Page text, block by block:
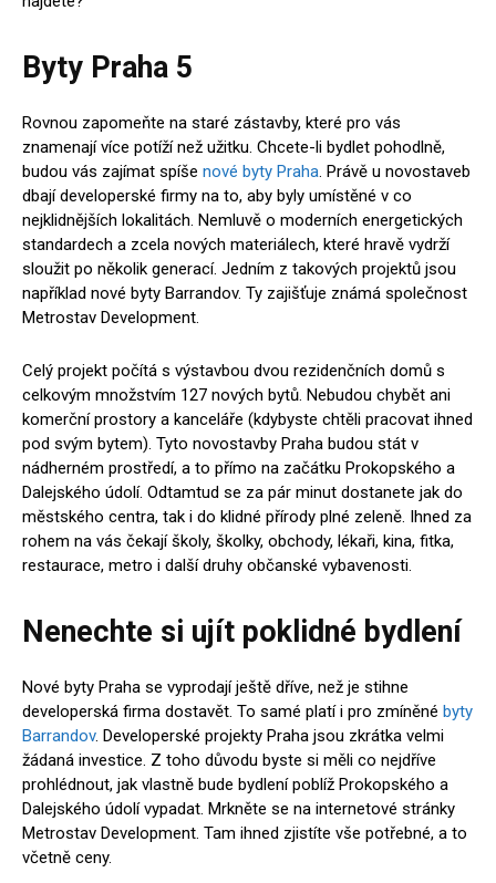
Byty Praha 5
Rovnou zapomeňte na staré zástavby, které pro vás
znamenají více potíží než užitku. Chcete-li bydlet pohodlně,
budou vás zajímat spíše nové byty Praha. Právě u novostaveb
dbají developerské firmy na to, aby byly umístěné v co
nejklidnějších lokalitách. Nemluvě o moderních energetických
standardech a zcela nových materiálech, které hravě vydrží
sloužit po několik generací. Jedním z takových projektů jsou
například nové byty Barrandov. Ty zajišťuje známá společnost
Metrostav Development.
Celý projekt počítá s výstavbou dvou rezidenčních domů s
celkovým množstvím 127 nových bytů. Nebudou chybět ani
komerční prostory a kanceláře (kdybyste chtěli pracovat ihned
pod svým bytem). Tyto novostavby Praha budou stát v
nádherném prostředí, a to přímo na začátku Prokopského a
Dalejského údolí. Odtamtud se za pár minut dostanete jak do
městského centra, tak i do klidné přírody plné zeleně. Ihned za
rohem na vás čekají školy, školky, obchody, lékaři, kina, fitka,
restaurace, metro i další druhy občanské vybavenosti.
Nenechte si ujít poklidné bydlení
Nové byty Praha se vyprodají ještě dříve, než je stihne
developerská firma dostavět. To samé platí i pro zmíněné byty
Barrandov. Developerské projekty Praha jsou zkrátka velmi
žádaná investice. Z toho důvodu byste si měli co nejdříve
prohlédnout, jak vlastně bude bydlení poblíž Prokopského a
Dalejského údolí vypadat. Mrkněte se na internetové stránky
Metrostav Development. Tam ihned zjistíte vše potřebné, a to
včetně ceny.